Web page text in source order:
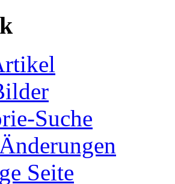
Suche
Seite